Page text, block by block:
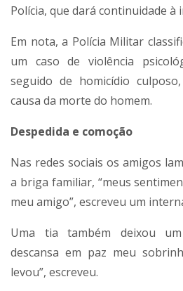
Polícia, que dará continuidade à
Em nota, a Polícia Militar
um caso de violência
seguido de homicídio
causa da morte do homem.
Despedida e comoção
Nas redes sociais os amigos
a briga familiar, “meus
meu amigo”, escreveu um
Uma tia também deixou
descansa em paz meu
levou”, escreveu.